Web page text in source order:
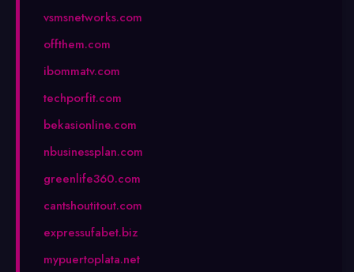
vsmsnetworks.com
offthem.com
ibommatv.com
techporfit.com
bekasionline.com
nbusinessplan.com
greenlife360.com
cantshoutitout.com
expressufabet.biz
mypuertoplata.net